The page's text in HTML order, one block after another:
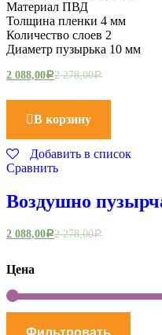
Материал ПВД
Толщина пленки 4 мм
Количество слоев 2
Диаметр пузырька 10 мм
2 088,00Р2 278,00Р
В корзину
Добавить в список
Сравнить
Воздушно
2 088,00Р2 278,00Р
Цена
Фильтровать